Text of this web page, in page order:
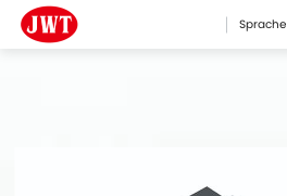
Sprache